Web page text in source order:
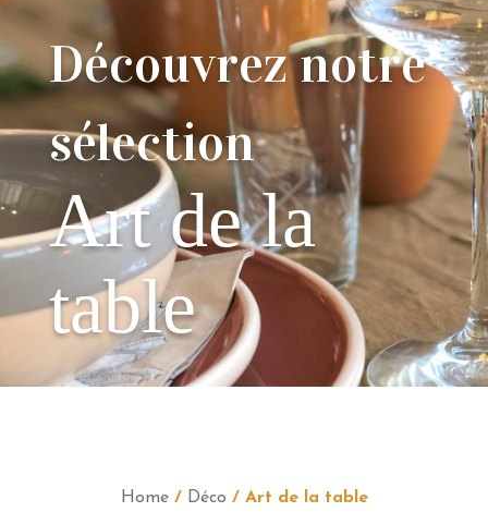
Découvrez notre
sélection
Art de la
table
Home/ Déco / Art de la table